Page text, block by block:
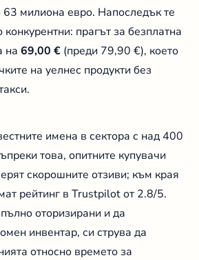
63 милиона евро. Напоследък те
прагът за безплатна
на69,00 € (преди 79,90 €), което
на уелнес продукти без
имена в сектора с над 400
това, опитните купувачи
скорошните отзиви; към края
рейтинг в Trustpilot от 2.8/5.
оторизирани и да
инвентар, си струва да
относно времето за